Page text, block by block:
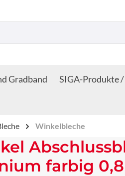
Gradband SIGA-Produkte
Winkelbleche
farbig